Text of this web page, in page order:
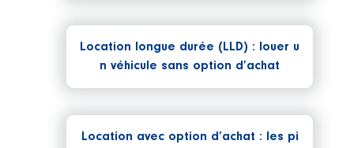
Location longue durée (LLD) : louer u
n véhicule sans option d’achat
Location avec option d’achat : les pi